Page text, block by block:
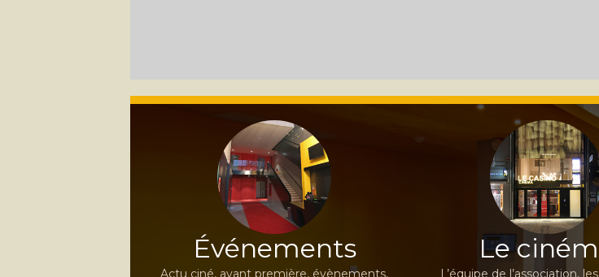
Événements
Actu ciné, avant première, évènements,
Le
L’équipe de l’association,